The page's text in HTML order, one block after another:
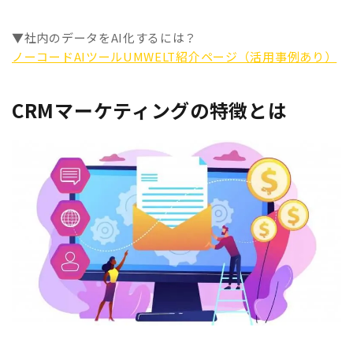
▼社内のデータをAI化するには？
ノーコードAIツールUMWELT紹介ページ（活用事例あり）
CRMマーケティングの特徴とは